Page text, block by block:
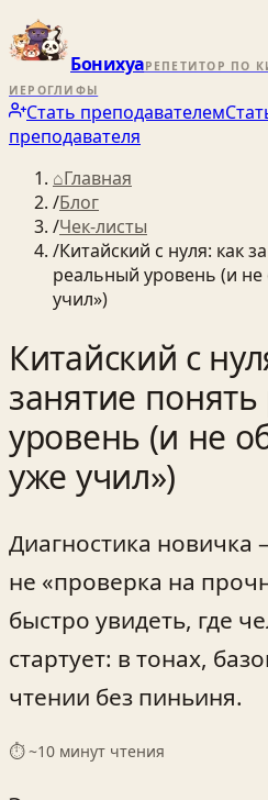
БонихуаРЕПЕТИТОР ПО
ИЕРОГЛИФЫ
Стать преподавателем
преподавателя
⌂Главная
/Блог
/Чек-листы
/Китайский с нуля: как
реальный уровень (и
учил»)
Китайский с
занятие
уровень (и не
уже учил»)
Диагностика новичка
не «проверка на
быстро увидеть, где
стартует: в тонах,
чтении без пиньиня.
⏱ ~10 минут чтения